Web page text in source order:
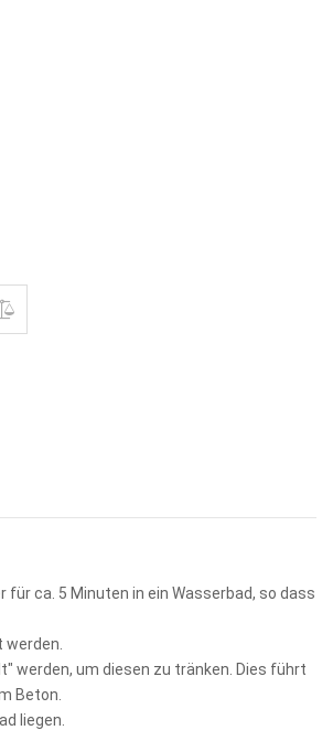
ca. 5 Minuten in ein Wasserbad, so dass
werden, um diesen zu tränken. Dies führt
Beton.
liegen.